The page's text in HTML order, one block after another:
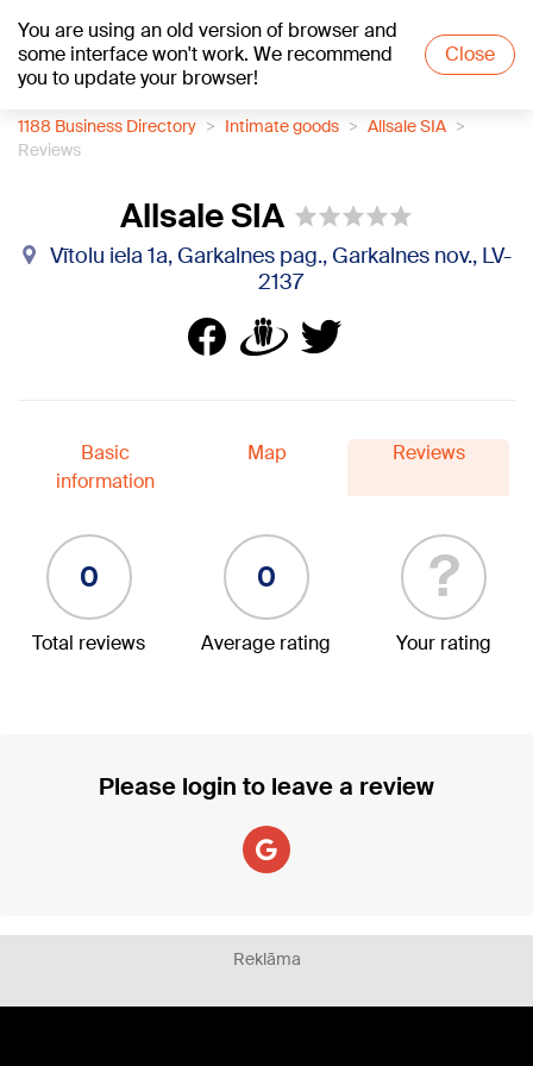
You are using an old version of browser and
some interface won't work. We recommend
you to update your browser!
Close
+18°C
1188 Business Directory Intimate goods
Allsale SIA
Reviews
Allsale SIA
Vītolu iela 1a, Garkalnes pag., Garkalnes nov., LV-
2137
Basic
information
Map Reviews
0
Total reviews
0
Average rating
?
Your rating
Please login to leave a review
Reklāma